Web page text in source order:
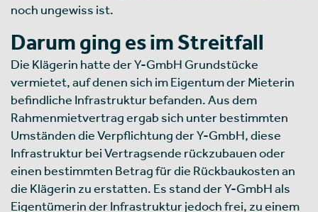
noch ungewiss ist.
Darum ging es im Streitfall
Die Klägerin hatte der Y-GmbH Grundstücke
vermietet, auf denen sich im Eigentum der Mieterin
befindliche Infrastruktur befanden. Aus dem
Rahmenmietvertrag ergab sich unter bestimmten
Umständen die Verpflichtung der Y-GmbH, diese
Infrastruktur bei Vertragsende rückzubauen oder
einen bestimmten Betrag für die Rückbaukosten an
die Klägerin zu erstatten. Es stand der Y-GmbH als
Eigentümerin der Infrastruktur jedoch frei, zu einem